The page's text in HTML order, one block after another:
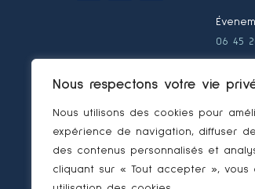
Nous respectons votre vie
Nous utilisons des cookies pour
expérience de navigation, diffuser
des contenus personnalisés et
cliquant sur « Tout accepter », vous
06 45
｜
Codir
｜